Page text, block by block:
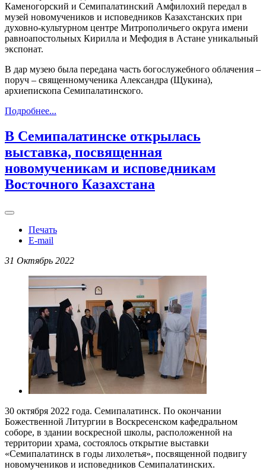
Каменогорский и Семипалатинский Амфилохий передал в
музей новомучеников и исповедников Казахстанских при
духовно-культурном центре Митрополичьего округа имени
равноапостольных Кирилла и Мефодия в Астане уникальный
экспонат.
В дар музею была передана часть богослужебного облачения –
поруч – священномученика Александра (Щукина),
архиепископа Семипалатинского.
Подробнее...
В Семипалатинске открылась
выставка, посвященная
новомученикам и исповедникам
Восточного Казахстана
Печать
E-mail
31 Октябрь 2022
30 октября 2022 года. Семипалатинск. По окончании
Божественной Литургии в Воскресенском кафедральном
соборе, в здании воскресной школы, расположенной на
территории храма, состоялось открытие выставки
«Семипалатинск в годы лихолетья», посвященной подвигу
новомучеников и исповедников Семипалатинских.